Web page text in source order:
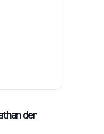
der